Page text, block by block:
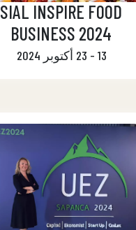
SIAL INSPIRE FOOD
BUSINESS 2024
13 - 23 أكتوبر 2024